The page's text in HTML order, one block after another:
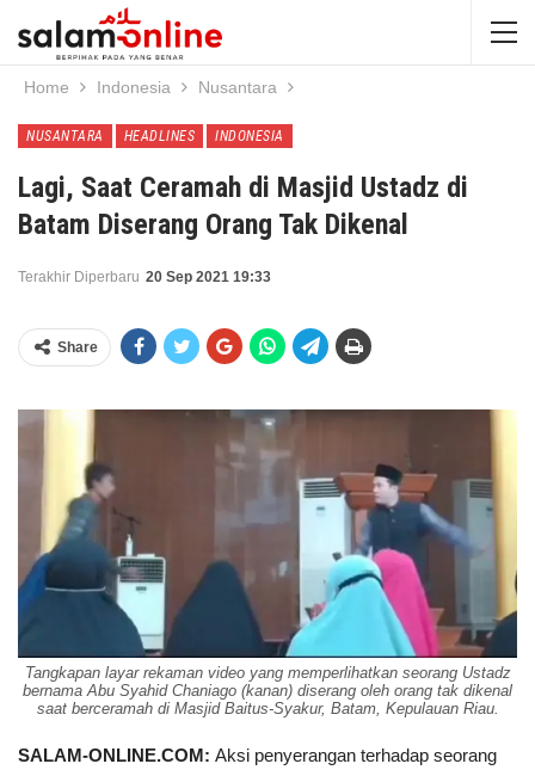
Home Indonesia Nusantara
NUSANTARA HEADLINES INDONESIA
Lagi, Saat Ceramah di Masjid Ustadz di
Batam Diserang Orang Tak Dikenal
Terakhir Diperbaru 20 Sep 2021 19:33
Share
Tangkapan layar rekaman video yang memperlihatkan seorang Ustadz
bernama Abu Syahid Chaniago (kanan) diserang oleh orang tak dikenal
saat berceramah di Masjid Baitus-Syakur, Batam, Kepulauan Riau.
SALAM-ONLINE.COM: Aksi penyerangan terhadap seorang